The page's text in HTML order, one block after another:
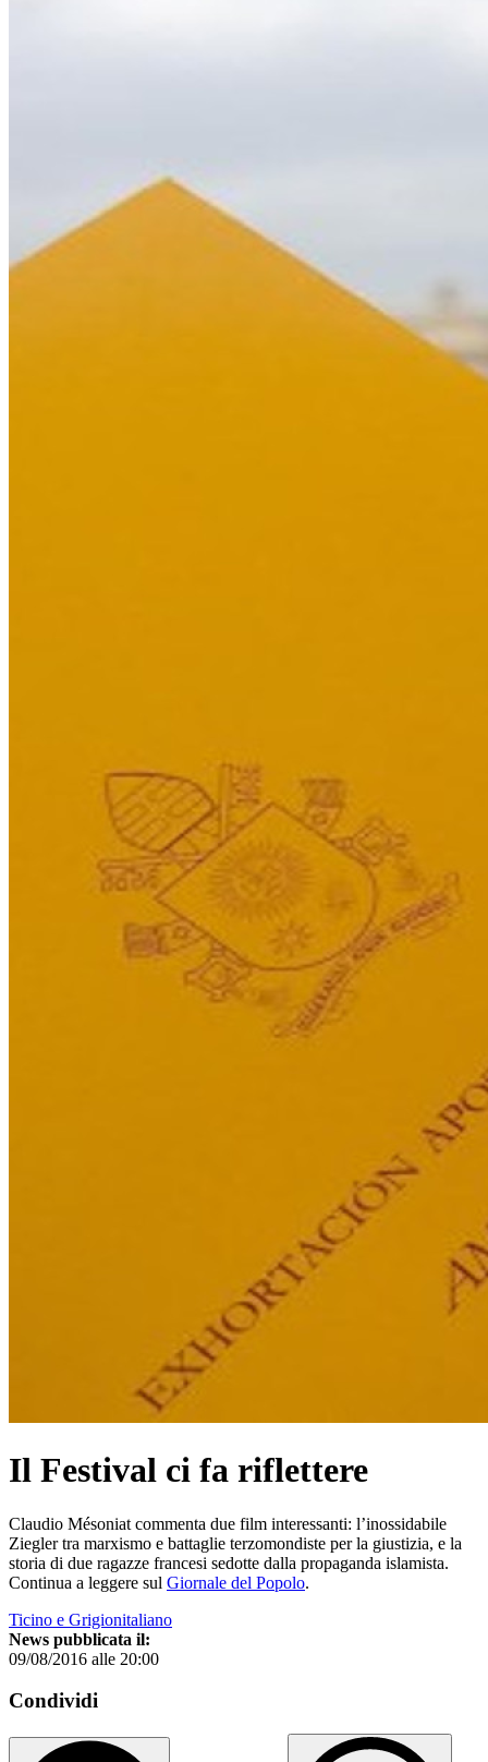
Il Festival ci fa riflettere
Claudio Mésoniat commenta due film interessanti: l’inossidabile
Ziegler tra marxismo e battaglie terzomondiste per la giustizia, e la
storia di due ragazze francesi sedotte dalla propaganda islamista.
Continua a leggere sul Giornale del Popolo.
Ticino e Grigionitaliano
News pubblicata il:
09/08/2016 alle 20:00
Condividi